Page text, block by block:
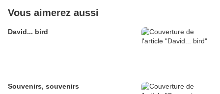
Vous aimerez aussi
David... bird
Souvenirs, souvenirs